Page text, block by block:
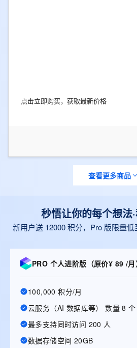
点击立即购买，获取最新价格
查看更多商品
秒悟让你的每个想法
新用户送 12000 积分，Pro 版限量低
PRO 个人进阶版（原价¥ 89 /月
100,000 积分/月
云服务（AI 数据库等） 数量 8 个
最多支持同时访问 200 人
数据存储空间 20GB